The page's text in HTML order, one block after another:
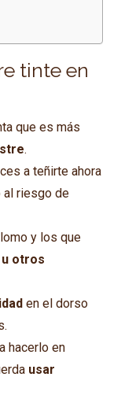
tinte en
que es más
.
a teñirte ahora
al riesgo de
y los que
otros
en el dorso
hacerlo en
usar